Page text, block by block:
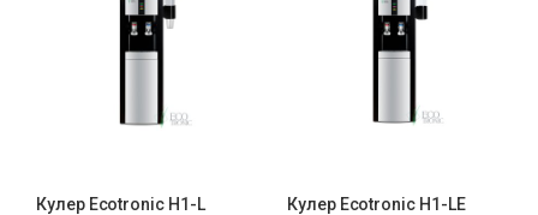
Кулер Ecotronic H1-L
Кулер Ecotronic H1-LE